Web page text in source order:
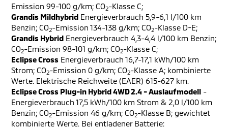
Emission 99-100 g/km; CO2-Klasse C;
Grandis Mildhybrid Energieverbrauch 5,9-6,1 l/100 km
Benzin; CO2-Emission 134-138 g/km; CO2-Klasse D-E;
Grandis Hybrid Energieverbrauch 4,3-4,4 l/100 km Benzin;
CO2-Emission 98-101 g/km; CO2-Klasse C;
Eclipse Cross Energieverbrauch 16,7-17,1 kWh/100 km
Strom; CO2-Emission 0 g/km; CO2-Klasse A; kombinierte
Werte. Elektrische Reichweite (EAER) 615-627 km.
Eclipse Cross Plug-in Hybrid 4WD 2.4 - Auslaufmodell -
Energieverbrauch 17,5 kWh/100 km Strom & 2,0 l/100 km
Benzin; CO2-Emission 46 g/km; CO2-Klasse B; gewichtet
kombinierte Werte. Bei entladener Batterie: